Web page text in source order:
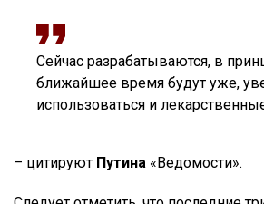
Сейчас разрабатываются, в
ближайшее время будут уже,
использоваться и
– цитируют Путина «Ведомости».